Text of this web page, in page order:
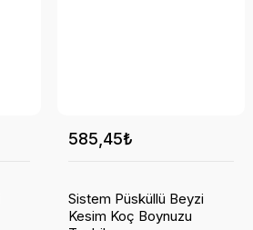
585,45₺
Sistem Püsküllü Beyzi
Kesim Koç Boynuzu